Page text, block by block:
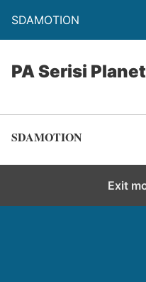
SDAMOTION
PA Serisi
SDAMOTION
Exit